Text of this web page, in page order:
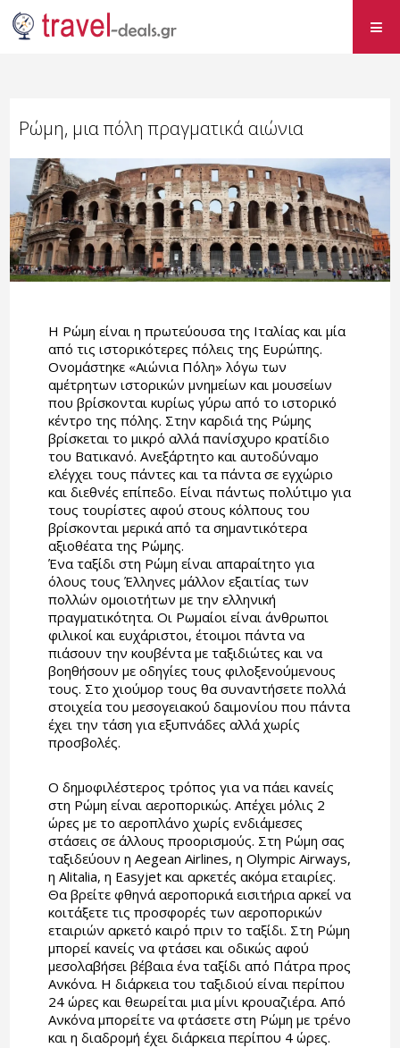
Ρώμη, μια πόλη πραγματικά αιώνια
Η Ρώμη είναι η πρωτεύουσα της Ιταλίας και μία
από τις ιστορικότερες πόλεις της Ευρώπης.
Ονομάστηκε «Αιώνια Πόλη» λόγω των
αμέτρητων ιστορικών μνημείων και μουσείων
που βρίσκονται κυρίως γύρω από το ιστορικό
κέντρο της πόλης. Στην καρδιά της Ρώμης
βρίσκεται το μικρό αλλά πανίσχυρο κρατίδιο
του Βατικανό. Ανεξάρτητο και αυτοδύναμο
ελέγχει τους πάντες και τα πάντα σε εγχώριο
και διεθνές επίπεδο. Είναι πάντως πολύτιμο για
τους τουρίστες αφού στους κόλπους του
βρίσκονται μερικά από τα σημαντικότερα
αξιοθέατα της Ρώμης.
Ένα ταξίδι στη Ρώμη είναι απαραίτητο για
όλους τους Έλληνες μάλλον εξαιτίας των
πολλών ομοιοτήτων με την ελληνική
πραγματικότητα. Οι Ρωμαίοι είναι άνθρωποι
φιλικοί και ευχάριστοι, έτοιμοι πάντα να
πιάσουν την κουβέντα με ταξιδιώτες και να
βοηθήσουν με οδηγίες τους φιλοξενούμενους
τους. Στο χιούμορ τους θα συναντήσετε πολλά
στοιχεία του μεσογειακού δαιμονίου που πάντα
έχει την τάση για εξυπνάδες αλλά χωρίς
προσβολές.
Ο δημοφιλέστερος τρόπος για να πάει κανείς
στη Ρώμη είναι αεροπορικώς. Απέχει μόλις 2
ώρες με το αεροπλάνο χωρίς ενδιάμεσες
στάσεις σε άλλους προορισμούς. Στη Ρώμη σας
ταξιδεύουν η Aegean Airlines, η Olympic Airways,
η Αlitalia, η Easyjet και αρκετές ακόμα εταιρίες.
Θα βρείτε φθηνά αεροπορικά εισιτήρια αρκεί να
κοιτάξετε τις προσφορές των αεροπορικών
εταιριών αρκετό καιρό πριν το ταξίδι. Στη Ρώμη
μπορεί κανείς να φτάσει και οδικώς αφού
μεσολαβήσει βέβαια ένα ταξίδι από Πάτρα προς
Ανκόνα. Η διάρκεια του ταξιδιού είναι περίπου
24 ώρες και θεωρείται μια μίνι κρουαζιέρα. Από
Ανκόνα μπορείτε να φτάσετε στη Ρώμη με τρένο
και η διαδρομή έχει διάρκεια περίπου 4 ώρες.